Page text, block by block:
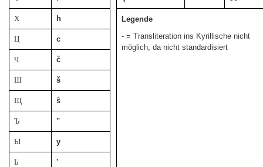
Х h
Legende
- = Transliteration ins Kyrillische nicht
möglich, da nicht standardisiert
Ц c
Ч č
Ш š
Щ ŝ
Ъ "
Ы y
Ь '